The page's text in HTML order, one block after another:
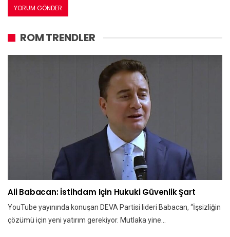
ROM TRENDLER
Ali Babacan: İstihdam Için Hukuki Güvenlik Şart
YouTube yayınında konuşan DEVA Partisi lideri Babacan, “İşsizliğin
çözümü için yeni yatırım gerekiyor. Mutlaka yine…